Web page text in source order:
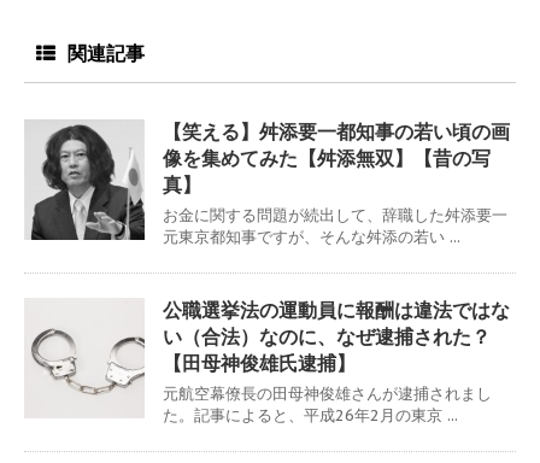
関連記事
【笑える】舛添要一都知事の若い頃の画
像を集めてみた【舛添無双】【昔の写
真】
お金に関する問題が続出して、辞職した舛添要一
元東京都知事ですが、そんな舛添の若い ...
公職選挙法の運動員に報酬は違法ではな
い（合法）なのに、なぜ逮捕された？
【田母神俊雄氏逮捕】
元航空幕僚長の田母神俊雄さんが逮捕されまし
た。記事によると、平成26年2月の東京 ...